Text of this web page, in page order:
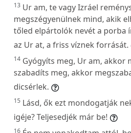
13 Ur am, te vagy Izráel
megszégyenülnek mind, akik
tőled elpártolók nevét a porba
az Ur at, a friss víznek forrását.
14 Gyógyíts meg, Ur am, akkor
szabadíts meg, akkor
dicsérlek.
15 Lásd, ők ezt mondogatják
igéje? Teljesedjék már be!
16